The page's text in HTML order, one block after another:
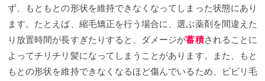
ず、もともとの形状を維持できなくなってしまった状態にあり
ます。たとえば、縮毛矯正を行う場合に、選ぶ薬剤を間違えた
り放置時間が長すぎたりすると、ダメージが蓄積されることに
よってチリチリ髪になってしまうことがあります。また、もと
もとの形状を維持できなくなるほど傷んでいるため、ビビリ毛